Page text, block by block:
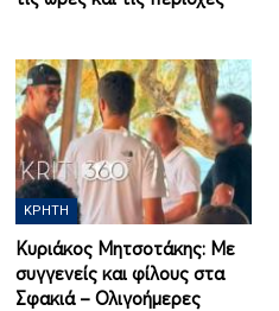
ΚΡΉΤΗ
Κυριάκος Μητσοτάκης: Με
συγγενείς και φίλους στα
Σφακιά – Ολιγοήμερες